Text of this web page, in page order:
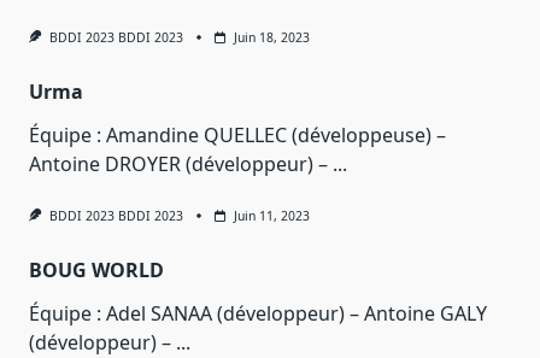
BDDI 2023 BDDI 2023 Juin 18, 2023
Urma
Équipe : Amandine QUELLEC (développeuse) –
Antoine DROYER (développeur) – ...
BDDI 2023 BDDI 2023 Juin 11, 2023
BOUG WORLD
Équipe : Adel SANAA (développeur) – Antoine GALY
(développeur) – ...